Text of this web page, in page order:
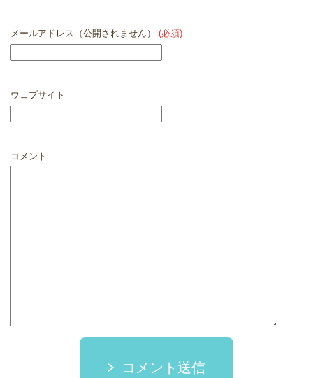
メールアドレス（公開されません） (必須)
ウェブサイト
コメント
コメント送信